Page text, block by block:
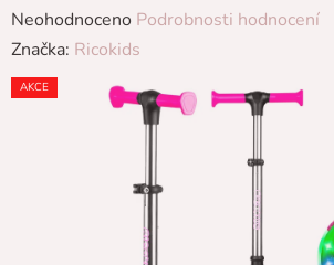
Průměrné
hodnocení
produktu
Neohodnoceno Podrobnosti hodnocení
Značka: Ricokids
AKCE